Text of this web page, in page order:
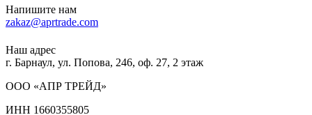
Напишите нам
zakaz@aprtrade.com
Наш адрес
г. Барнаул, ул. Попова, 246, оф. 27, 2 этаж
ООО «АПР ТРЕЙД»
ИНН 1660355805